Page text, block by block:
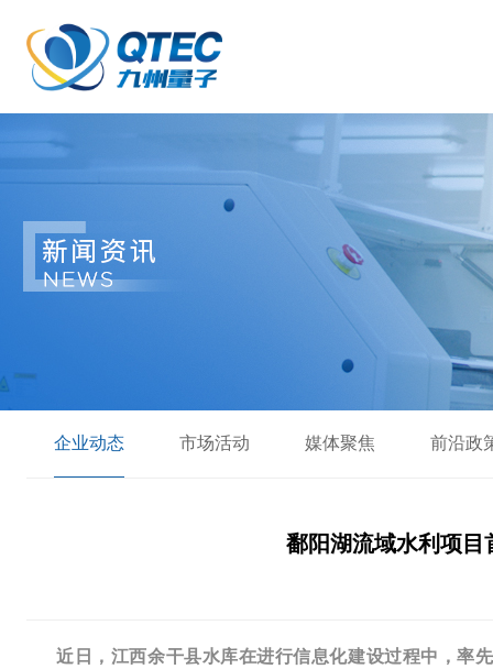
企业动态 市场活动 媒体聚焦 前沿政
鄱阳湖流域水利项目
近日，江西余干县水库在进行信息化建设过程中，率